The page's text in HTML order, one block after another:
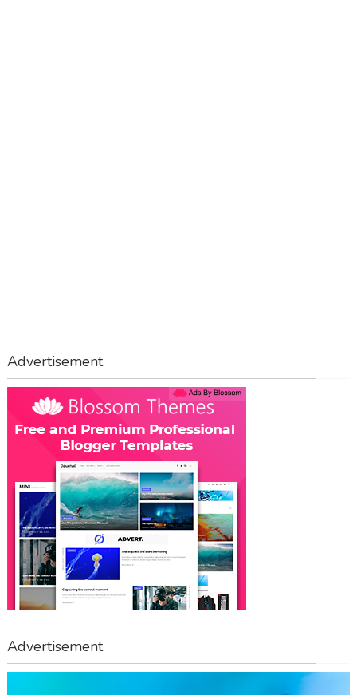
Advertisement
Advertisement